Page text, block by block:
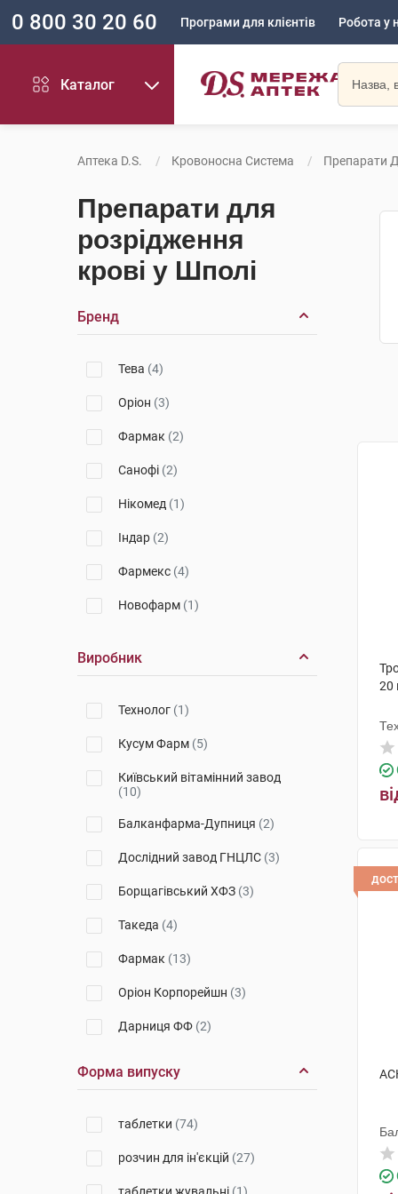
0 800 30 20 60 Програми для клієнтів Робота у
Каталог
Аптека D.S. Кровоносна Система Препарати
Препарати для
розрідження
крові у Шполі
Бренд
Тева (4)
Оріон (3)
Фармак (2)
Санофі (2)
Нікомед (1)
Індар (2)
Фармекс (4)
Новофарм (1)
Виробник
Технолог (1)
Кусум Фарм (5)
Київський вітамінний завод
(10)
Балканфарма-Дупниця (2)
Дослідний завод ГНЦЛС (3)
Борщагівський ХФЗ (3)
Такеда (4)
Фармак (13)
Оріон Корпорейшн (3)
Дарниця ФФ (2)
Такеда Фарма(1)
Польфарма(2)
Індар(2)
Форма випуску
таблетки (74)
розчин для ін'єкцій (27)
20